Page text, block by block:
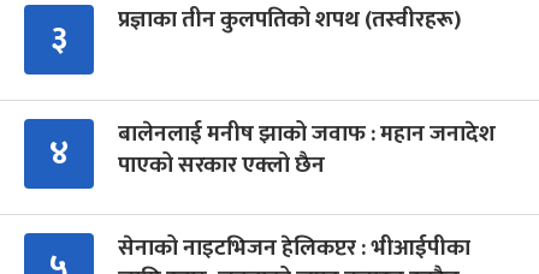
३ प्रज्ञाका तीन कुलपतिको शपथ (तस्वीरहरू)
४
बालेनलाई मनीष झाको जवाफ : महान जनादेश
पाएको सरकार एक्लो छैन
सेनाको नाइटभिजन हेलिकप्टर : भीआईपीका